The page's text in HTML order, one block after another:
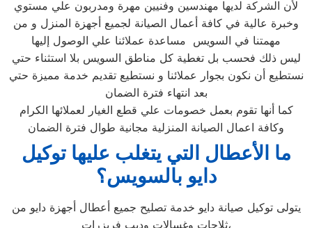
لأن الشركة لديها مهندسين وفنيين مهرة ومدربون علي مستوي
وخبرة عالية في كافة أعمال الصيانة لجميع أجهزة المنزل و من
مهمتنا في السويس مساعدة عملائنا علي الوصول إليها
ليس ذلك فحسب بل تغطية كل مناطق السويس بلا استثناء حتي
نستطيع أن نكون بجوار عملائنا و نستطيع تقديم خدمة مميزة حتي
بعد انتهاء فترة الضمان
كما أنها تقوم بعمل خصومات علي قطع الغيار لعملائها الكرام
وكافة اعمال الصيانة المنزلية مجانية طوال فترة الضمان
ما الأعطال التي يتغلب عليها توكيل
دايو بالسويس؟
يتولى توكيل صيانة دايو خدمة تصليح جميع أعطال أجهزة دايو من
ثلاجات وغسالات وديب فريزرات،